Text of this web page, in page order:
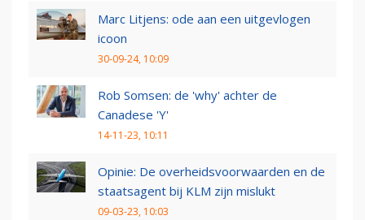
Marc Litjens: ode aan een uitgevlogen
icoon
30-09-24, 10:09
Rob Somsen: de 'why' achter de
Canadese 'Y'
14-11-23, 10:11
Opinie: De overheidsvoorwaarden en de
staatsagent bij KLM zijn mislukt
09-03-23, 10:03